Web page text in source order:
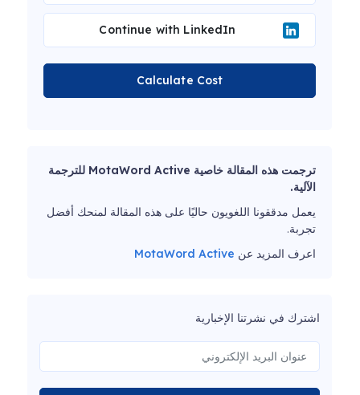
Continue with LinkedIn
Calculate Cost
ترجمت هذه المقالة خاصية MotaWord Active للترجمة
الآلية.
يعمل مدققونا اللغويون حاليًا على هذه المقالة لمنحك أفضل
تجربة.
اعرف المزيد عن MotaWord Active
اشترك في نشرتنا الإخبارية